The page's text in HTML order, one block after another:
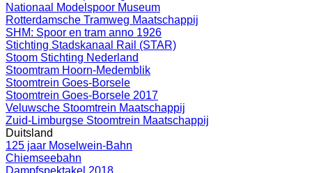
Nationaal Modelspoor Museum
Rotterdamsche Tramweg Maatschappij
SHM: Spoor en tram anno 1926
Stichting Stadskanaal Rail (STAR)
Stoom Stichting Nederland
Stoomtram Hoorn-Medemblik
Stoomtrein Goes-Borsele
Stoomtrein Goes-Borsele 2017
Veluwsche Stoomtrein Maatschappij
Zuid-Limburgse Stoomtrein Maatschappij
Duitsland
125 jaar Moselwein-Bahn
Chiemseebahn
Dampfspektakel 2018